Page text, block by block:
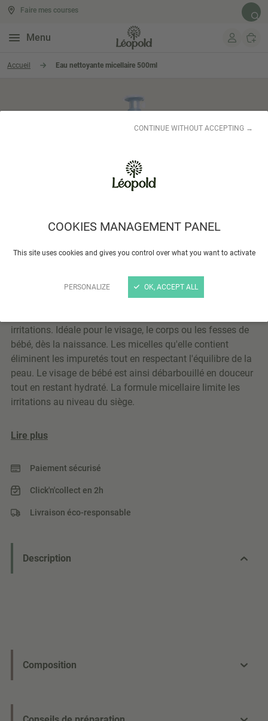
COOKIES MANAGEMENT PANEL
This site uses cookies and gives you control over what you want to activate
PERSONALIZE
CONTINUE WITHOUT ACCEPTING →
OK, ACCEPT ALL
Aller au contenu
Menu
Faire mes courses
Accueil Eau nettoyante micellaire 500ml
TIDOO
Eau nettoyante micellaire 500ml
L'eau micellaire nettoyante au lin bio nettoie et hydrate en
irritations. Idéale pour le visage, le corps ou les fesses de
bébé, dès la naissance. Les micelles qu'elle contient
éliminent les impuretés tout en respectant l'équilibre de la
peau. Le visage de bébé est ainsi débarbouillé en douceur
tout en restant hydraté. La formule micellaire limite les
irritations au niveau du siège.
Lire plus
Paiement sécurisé
Click'n'collect en 2h
Livraison éco-responsable
Description
Composition